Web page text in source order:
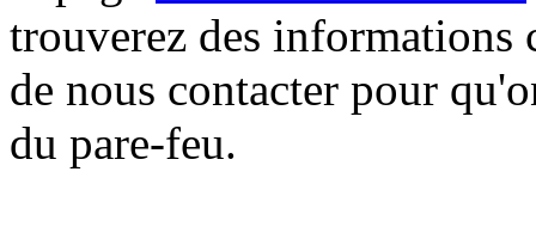
trouverez des informations
de nous contacter pour
du pare-feu.